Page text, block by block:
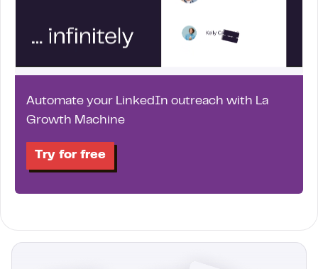
Automate your LinkedIn outreach with La
Growth Machine
Try for free